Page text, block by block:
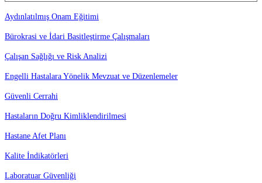
Aydınlatılmış Onam Eğitimi
Bürokrasi ve İdari Basitleştirme Çalışmaları
Çalışan Sağlığı ve Risk Analizi
Engelli Hastalara Yönelik Mevzuat ve Düzenlemeler
Güvenli Cerrahi
Hastaların Doğru Kimliklendirilmesi
Hastane Afet Planı
Kalite İndikatörleri
Laboratuar Güvenliği